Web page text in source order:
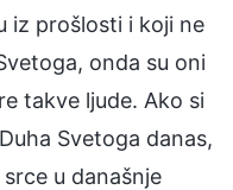
iz prošlosti i koji ne
onda su oni
takve ljude. Ako si
Svetoga danas,
u današnje